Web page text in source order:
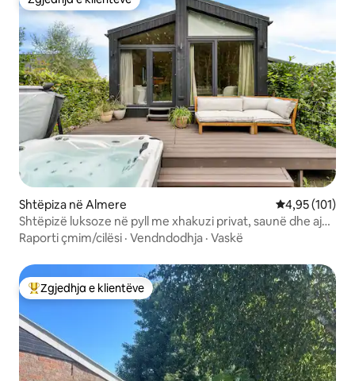
Zgjedhja e klientëve
Shtëpiza në Almere Vlerësimi
4,95 (101)
Shtëpizë luksoze në pyll me xhakuzi privat, saunë dhe ajër
të kondicionuar
Raporti çmim/cilësi · Vendndodhja · Vaskë
Më të mirat e zgjedhjeve të klientëve
Zgjedhja e klientëve